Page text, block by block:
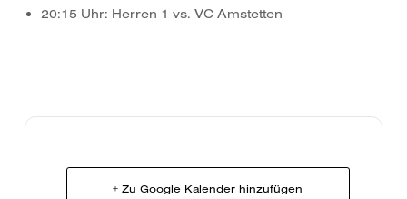
20:15 Uhr: Herren 1 vs. VC Amstetten
+ Zu Google Kalender hinzufügen